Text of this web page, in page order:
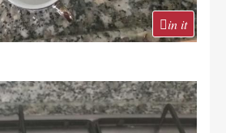
in it